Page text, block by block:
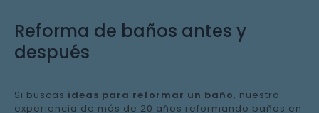
Reforma de baños antes y
después
Si buscas ideas para reformar un baño, nuestra
experiencia de más de 20 años reformando baños en